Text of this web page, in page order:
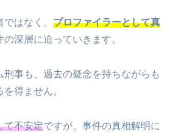
はなく、 プロファイラーとして真
の深層に迫っていきます。
事も、過去の疑念を持ちながらも
得ません。
て不安定ですが、事件の真相解明に